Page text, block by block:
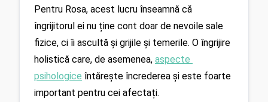
Pentru Rosa, acest lucru înseamnă că
îngrijitorul ei nu ține cont doar de nevoile sale
fizice, ci îi ascultă și grijile și temerile. O îngrijire
holistică care, de asemenea, aspecte
psihologice întărește încrederea și este foarte
important pentru cei afectați.